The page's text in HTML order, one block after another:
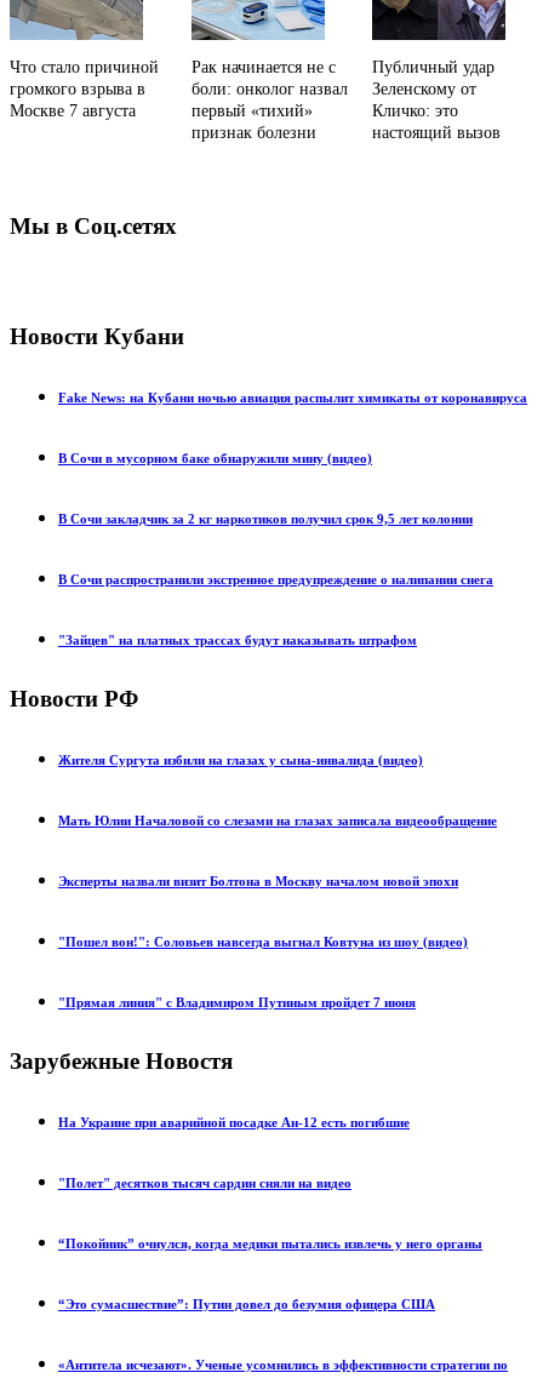
Что стало причиной
громкого взрыва в
Москве 7 августа
Рак начинается не с
боли: онколог назвал
первый «тихий»
признак болезни
Публичный удар
Зеленскому от
Кличко: это
настоящий вызов
Мы в Соц.сетях
Новости Кубани
Fake News: на Кубани ночью авиация распылит химикаты от коронавируса
В Сочи в мусорном баке обнаружили мину (видео)
В Сочи закладчик за 2 кг наркотиков получил срок 9,5 лет колонии
В Сочи распространили экстренное предупреждение о налипании снега
"Зайцев" на платных трассах будут наказывать штрафом
Новости РФ
Жителя Сургута избили на глазах у сына-инвалида (видео)
Мать Юлии Началовой со слезами на глазах записала видеообращение
Эксперты назвали визит Болтона в Москву началом новой эпохи
"Пошел вон!": Соловьев навсегда выгнал Ковтуна из шоу (видео)
"Прямая линия" с Владимиром Путиным пройдет 7 июня
Зарубежные Новостя
На Украине при аварийной посадке Ан-12 есть погибшие
"Полет" десятков тысяч сардин сняли на видео
“Покойник” очнулся, когда медики пытались извлечь у него органы
“Это сумасшествие”: Путин довел до безумия офицера США
«Антитела исчезают». Ученые усомнились в эффективности стратегии по